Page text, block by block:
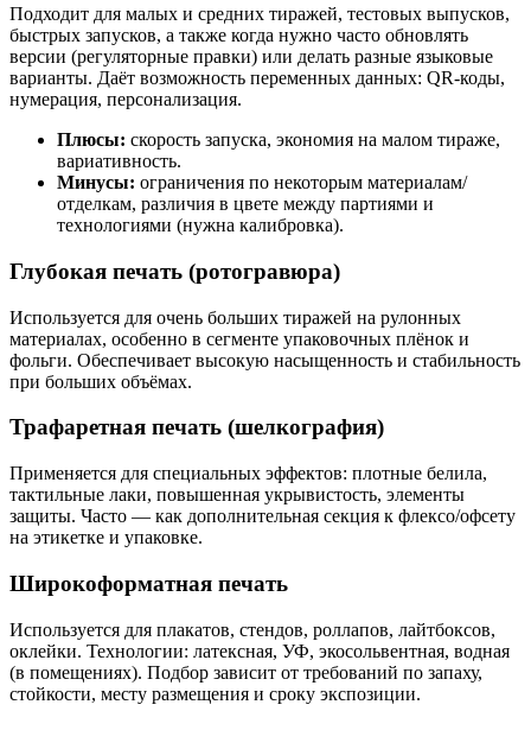
Подходит для малых и средних тиражей, тестовых выпусков,
быстрых запусков, а также когда нужно часто обновлять
версии (регуляторные правки) или делать разные языковые
варианты. Даёт возможность переменных данных: QR-коды,
нумерация, персонализация.
Плюсы: скорость запуска, экономия на малом тираже,
вариативность.
Минусы: ограничения по некоторым материалам/
отделкам, различия в цвете между партиями и
технологиями (нужна калибровка).
Глубокая печать (ротогравюра)
Используется для очень больших тиражей на рулонных
материалах, особенно в сегменте упаковочных плёнок и
фольги. Обеспечивает высокую насыщенность и стабильность
при больших объёмах.
Трафаретная печать (шелкография)
Применяется для специальных эффектов: плотные белила,
тактильные лаки, повышенная укрывистость, элементы
защиты. Часто — как дополнительная секция к флексо/офсету
на этикетке и упаковке.
Широкоформатная печать
Используется для плакатов, стендов, роллапов, лайтбоксов,
оклейки. Технологии: латексная, УФ, экосольвентная, водная
(в помещениях). Подбор зависит от требований по запаху,
стойкости, месту размещения и сроку экспозиции.